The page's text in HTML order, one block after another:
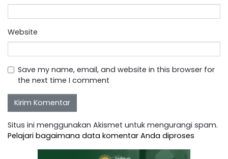
Website
Save my name, email, and website in this browser for
the next time I comment
Situs ini menggunakan Akismet untuk mengurangi spam.
Pelajari bagaimana data komentar Anda diproses